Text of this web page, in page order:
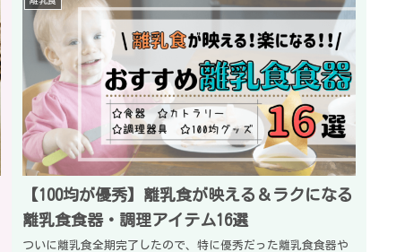
【100均が優秀】離乳食が映える＆ラクになる
離乳食食器・調理アイテム16選
ついに離乳食全期完了したので、特に優秀だった離乳食食器や